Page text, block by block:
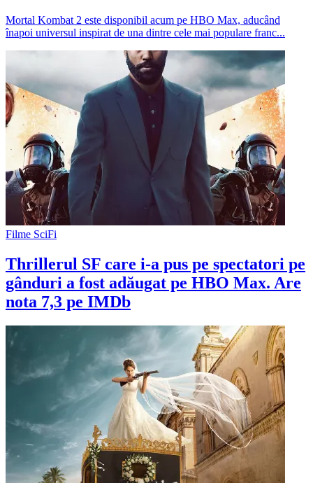
Mortal Kombat 2 este disponibil acum pe HBO Max, aducând
înapoi universul inspirat de una dintre cele mai populare franc...
Filme SciFi
Thrillerul SF care i-a pus pe spectatori pe
gânduri a fost adăugat pe HBO Max. Are
nota 7,3 pe IMDb